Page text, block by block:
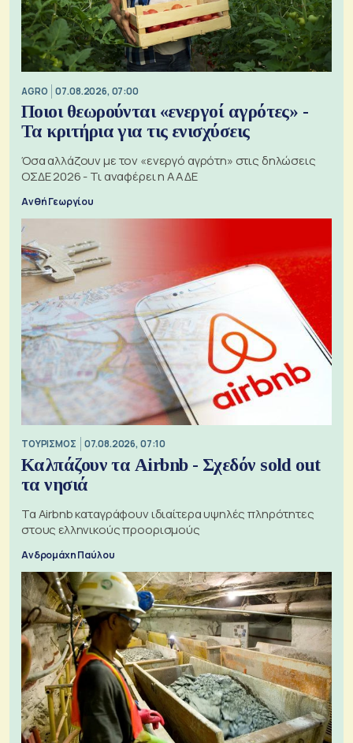
AGRO 07.08.2026, 07:00
Ποιοι θεωρούνται «ενεργοί αγρότες» -
Τα κριτήρια για τις ενισχύσεις
Όσα αλλάζουν με τον «ενεργό αγρότη» στις δηλώσεις
ΟΣΔΕ 2026 - Τι αναφέρει η ΑΑΔΕ
Ανθή Γεωργίου
ΤΟΥΡΙΣΜΟΣ 07.08.2026, 07:10
Καλπάζουν τα Airbnb - Σχεδόν sold out
τα νησιά
Τα Airbnb καταγράφουν ιδιαίτερα υψηλές πληρότητες
στους ελληνικούς προορισμούς
Ανδρομάχη Παύλου